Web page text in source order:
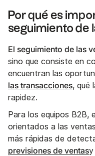
Por qué es
seguimiento de
El seguimiento de las
sino que consiste en
encuentran las
las transacciones, qué
rapidez.
Para los equipos B2B,
orientados a las
más rápidas de
previsiones de ventasy